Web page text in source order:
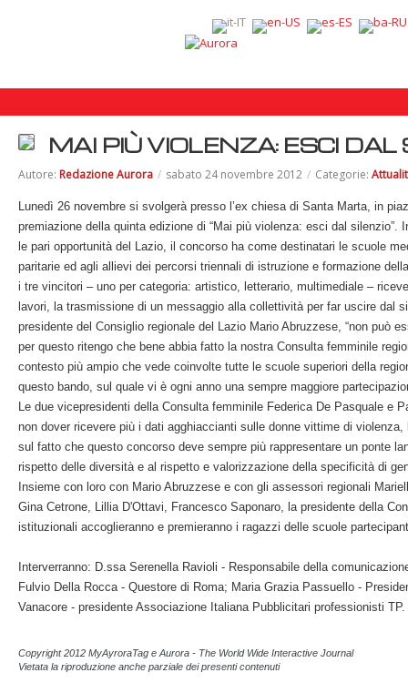
MAI PIÙ VIOLENZA: ESCI DAL
Autore: Redazione Aurora / sabato 24 novembre 2012 / Categorie:
Lunedì 26 novembre si svolgerà presso l’ex chiesa di Santa Marta, in
premiazione della quinta edizione di “Mai più violenza: esci dal silenzio”.
le pari opportunità del Lazio, il concorso ha come destinatari le scuole
paritarie ed agli allievi dei percorsi triennali di istruzione e formazione
i tre vincitori – uno per categoria: artistico, letterario, multimediale –
lavori, la trasmissione di un messaggio alla collettività per far uscire dal
presidente del Consiglio regionale del Lazio Mario Abruzzese, “non può
per questo ritengo che bene abbia fatto la nostra Consulta femminile
contesto più ampio che vede coinvolte tutte le scuole superiori della
questo bando, sul quale vi è ogni anno una sempre maggiore
Le due vicepresidenti della Consulta femminile Federica De Pasquale e
non dover ricevere più i dati agghiaccianti sulle donne vittime di
sul fatto che questo concorso deve sempre più rappresentare un ponte
rispetto delle diversità e al rispetto e valorizzazione della specificità di
Insieme con loro con Mario Abruzzese e con gli assessori regionali
Gina Cetrone, Lillia D'Ottavi, Francesco Saponaro, la presidente della
istituzionali accoglieranno e premieranno i ragazzi delle scuole
Interverranno: D.ssa Serenella Ravioli - Responsabile della
Fulvio Della Rocca - Questore di Roma; Maria Grazia Passuello -
Vanacore - presidente Associazione Italiana Pubblicitari professionisti TP.
Copyright 2012 MyAyroraTag e Aurora - The World Wide Interactive Journal
Vietata la riproduzione anche parziale dei presenti contenuti